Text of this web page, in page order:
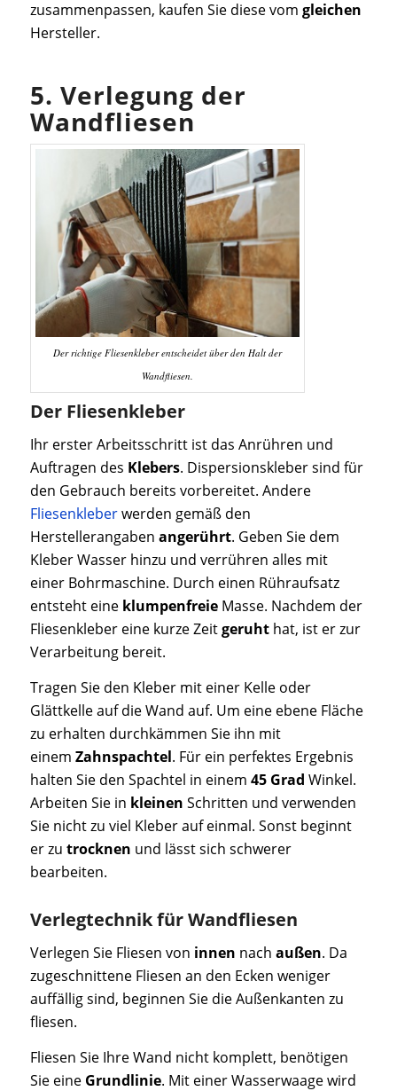
zusammenpassen, kaufen Sie diese vom gleichen
Hersteller.
5. Verlegung der
Wandfliesen
Der richtige Fliesenkleber entscheidet über den Halt der
Wandfliesen.
Der Fliesenkleber
Ihr erster Arbeitsschritt ist das Anrühren und
Auftragen des Klebers. Dispersionskleber sind für
den Gebrauch bereits vorbereitet. Andere
Fliesenkleberwerden gemäß den
Herstellerangaben angerührt. Geben Sie dem
Kleber Wasser hinzu und verrühren alles mit
einer Bohrmaschine. Durch einen Rühraufsatz
entsteht eine klumpenfreieMasse. Nachdem der
Fliesenkleber eine kurze Zeitgeruhthat, ist er zur
Verarbeitung bereit.
Tragen Sie den Kleber mit einer Kelle oder
Glättkelle auf die Wand auf. Um eine ebene Fläche
zu erhalten durchkämmen Sie ihn mit
einem Zahnspachtel. Für ein perfektes Ergebnis
halten Sie den Spachtel in einem 45 Grad Winkel.
Arbeiten Sie in kleinen Schritten und verwenden
Sie nicht zu viel Kleber auf einmal. Sonst beginnt
er zu trocknen und lässt sich schwerer
bearbeiten.
Verlegtechnik für Wandfliesen
Verlegen Sie Fliesen von innen nach außen. Da
zugeschnittene Fliesen an den Ecken weniger
auffällig sind, beginnen Sie die Außenkanten zu
fliesen.
Fliesen Sie Ihre Wand nicht komplett, benötigen
Sie eine Grundlinie. Mit einer Wasserwaage wird